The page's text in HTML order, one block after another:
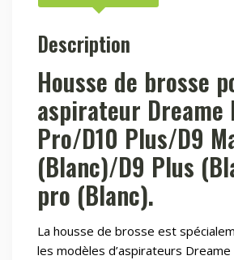
Pro
Description
Housse de brosse
aspirateur Dreame
Pro/D10 Plus/D9
(Blanc)/D9 Plus
pro (Blanc).
La housse de brosse est
les modèles d’aspirateurs